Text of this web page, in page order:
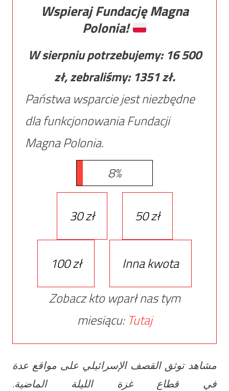
Wspieraj Fundację Magna
Polonia!
W sierpniu potrzebujemy: 16 500
zł, zebraliśmy: 1351zł.
Państwa wsparcie jest niezbędne
dla funkcjonowania Fundacji
Magna Polonia.
8%
30 zł 50 zł
100 zł
Inna kwota
Zobacz kto wparł nas tym
miesiącu: Tutaj
مشاهد توثق القصف الإسرائيلي على مواقع عدة
في قطاع غزة الليلة الماضية.